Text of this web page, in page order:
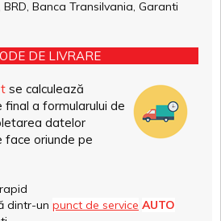
Banca Transilvania, Garanti
DE LIVRARE
se calculează
a formularului de
datelor
face oriunde pe
dintr-un punct de service AUTO